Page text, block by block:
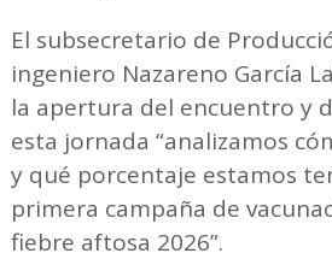
El subsecretario de
ingeniero Nazareno García
la apertura del encuentro y
esta jornada “analizamos
y qué porcentaje estamos
primera campaña de
fiebre aftosa 2026”.